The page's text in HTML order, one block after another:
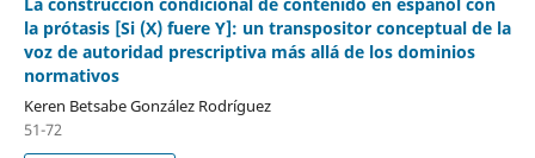
la prótasis [Si (X) fuere Y]: un transpositor conceptual de la
voz de autoridad prescriptiva más allá de los dominios
normativos
Keren Betsabe González Rodríguez
51-72